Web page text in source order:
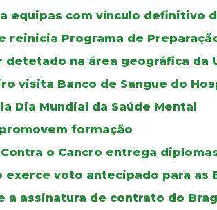
equipas com vínculo definitivo
reinicia Programa de
na área geográfica da
visita Banco de Sangue do
Dia Mundial da Saúde Mental
promovem formação
o Cancro entrega
voto antecipado para as
a assinatura de contrato do